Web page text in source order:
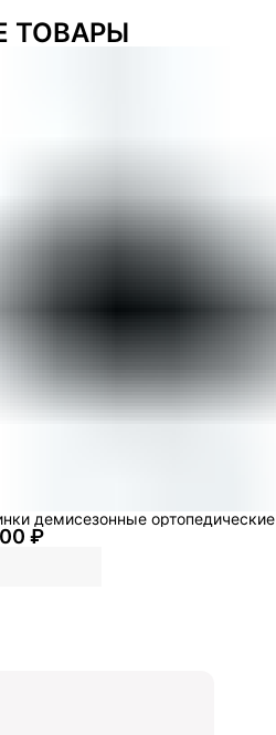
ТОВАРЫ
₽
демисезонные ортопедические